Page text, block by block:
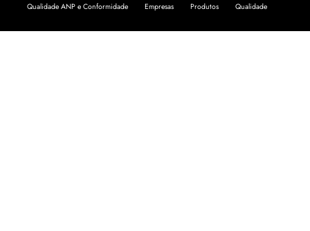
Qualidade ANP e Conformidade Empresas Produtos Qualidade